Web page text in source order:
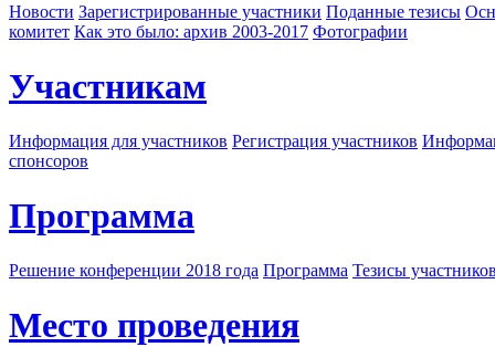
Новости Зарегистрированные участники Поданные тезисы
комитет Как это было: архив 2003-2017 Фотографии
Участникам
Информация для участников Регистрация участников
спонсоров
Программа
Решение конференции 2018 года Программа Тезисы
Место проведения